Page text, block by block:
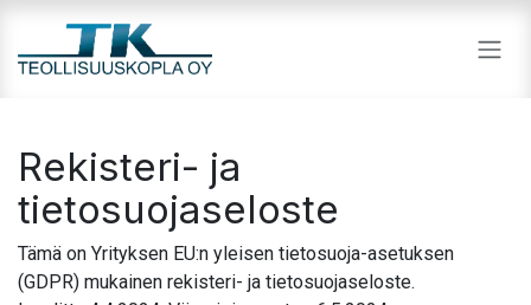
Rekisteri- ja
tietosuojaseloste
Tämä on Yrityksen EU:n yleisen tietosuoja-asetuksen
(GDPR) mukainen rekisteri- ja tietosuojaseloste.